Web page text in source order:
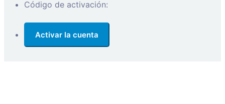
Código de activación: